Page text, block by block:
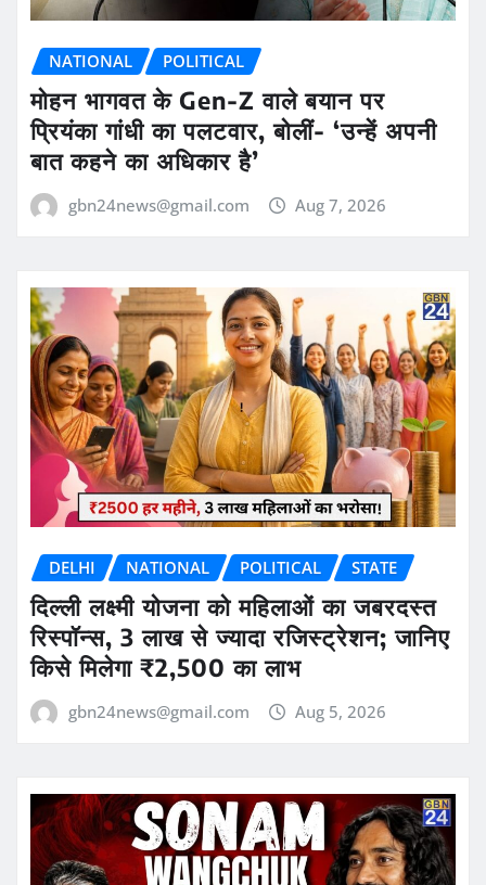
NATIONAL POLITICAL
मोहन भागवत के Gen-Z वाले बयान पर
प्रियंका गांधी का पलटवार, बोलीं- ‘उन्हें अपनी
बात कहने का अधिकार है’
gbn24news@gmail.com Aug 7, 2026
DELHI NATIONAL POLITICAL STATE
दिल्ली लक्ष्मी योजना को महिलाओं का जबरदस्त
रिस्पॉन्स, 3 लाख से ज्यादा रजिस्ट्रेशन; जानिए
किसे मिलेगा ₹2,500 का लाभ
gbn24news@gmail.com Aug 5, 2026